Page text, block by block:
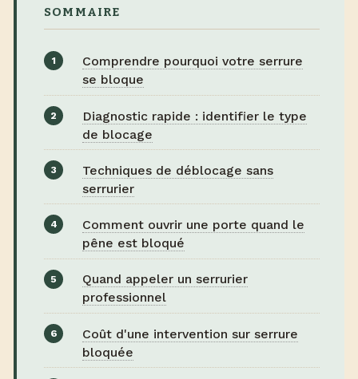
SOMMAIRE
Comprendre pourquoi votre serrure
se bloque
Diagnostic rapide : identifier le type
de blocage
Techniques de déblocage sans
serrurier
Comment ouvrir une porte quand le
pêne est bloqué
Quand appeler un serrurier
professionnel
Coût d'une intervention sur serrure
bloquée